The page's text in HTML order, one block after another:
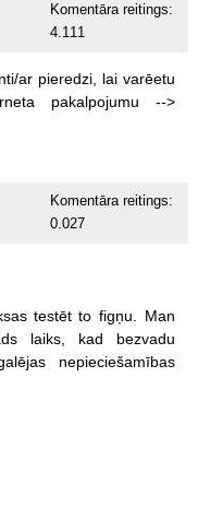
Komentāra reitings:
4.111
ar pieredzi, lai varēetu
pakalpojumu
-->
Komentāra reitings:
0.027
testēt to figņu.
Man
laiks, kad
bezvadu
nepieciešamības